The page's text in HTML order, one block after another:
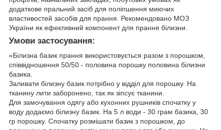
додаткове пральний засіб для поліпшення миючих
властивостей засобів для прання. Рекомендовано МОЗ
України як ефективний компонент для прання білизни.
Умови застосування:
«Білизна базик прання використовується разом з порошком,
співвідношення 50/50 - половина порошку половина білизни
базика.
Заливати білизну базик потрібно у відділ для порошку. На
тканину лити заборонено, так як зіпсує тканини.
Для замочування одягу або кухонних рушників спочатку у
воду додаємо білизну базик. На 5 л води - 30 грам базика, 30
гр порошку. Спочатку розмішати базик з порошком, до